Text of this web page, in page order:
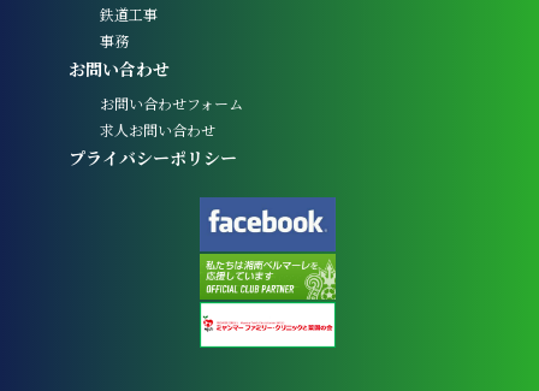
鉄道工事
事務
お問い合わせ
お問い合わせフォーム
求人お問い合わせ
プライバシーポリシー